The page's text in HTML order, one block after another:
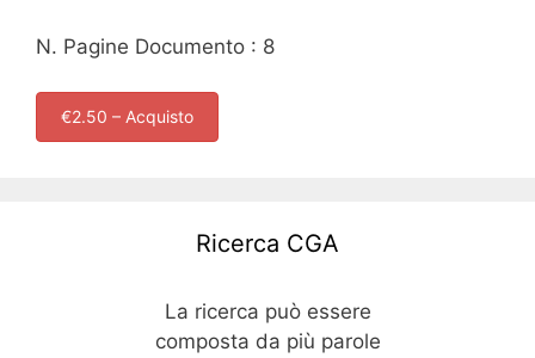
N. Pagine Documento : 8
€2.50 – Acquisto
Ricerca CGA
La ricerca può essere
composta da più parole